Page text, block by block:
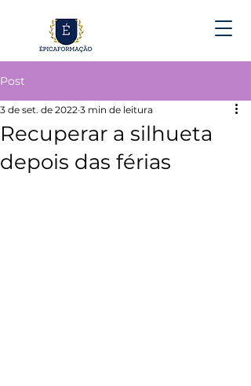
Post
Recuperar a silhueta
depois das férias
3 de set. de 2022 3 min de leitura